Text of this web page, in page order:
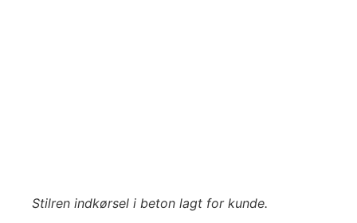
Stilren indkørsel i beton lagt for kunde.